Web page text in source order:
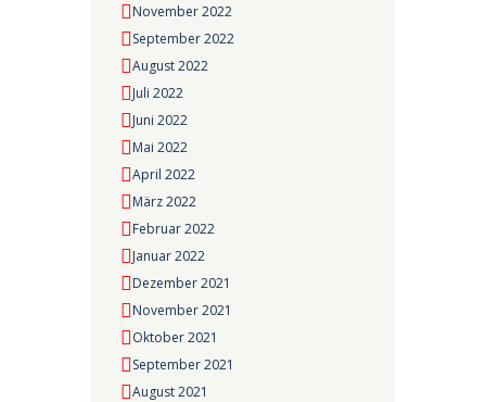
November 2022
September 2022
August 2022
Juli 2022
Juni 2022
Mai 2022
April 2022
März 2022
Februar 2022
Januar 2022
Dezember 2021
November 2021
Oktober 2021
September 2021
August 2021